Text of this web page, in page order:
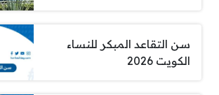
سن التقاعد المبكر للنساء
الكويت 2026